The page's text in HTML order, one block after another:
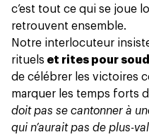
c’est tout ce qui se joue
retrouvent ensemble.
Notre interlocuteur
rituels et rites pour
de célébrer les victoires
marquer les temps forts
doit pas se cantonner à
qui n’aurait pas de plus-